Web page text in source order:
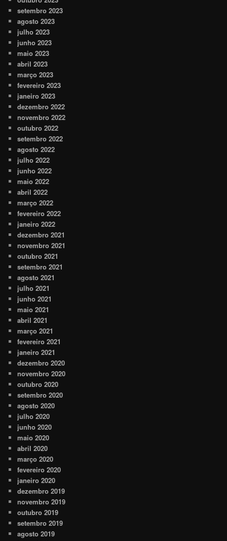
setembro 2023
agosto 2023
julho 2023
junho 2023
maio 2023
abril 2023
março 2023
fevereiro 2023
janeiro 2023
dezembro 2022
novembro 2022
outubro 2022
setembro 2022
agosto 2022
julho 2022
junho 2022
maio 2022
abril 2022
março 2022
fevereiro 2022
janeiro 2022
dezembro 2021
novembro 2021
outubro 2021
setembro 2021
agosto 2021
julho 2021
junho 2021
maio 2021
abril 2021
março 2021
fevereiro 2021
janeiro 2021
dezembro 2020
novembro 2020
outubro 2020
setembro 2020
agosto 2020
julho 2020
junho 2020
maio 2020
abril 2020
março 2020
fevereiro 2020
janeiro 2020
dezembro 2019
novembro 2019
outubro 2019
setembro 2019
agosto 2019